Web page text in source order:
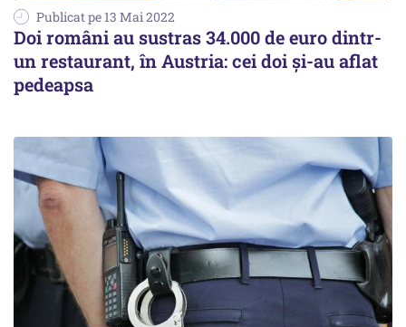
Publicat pe 13 Mai 2022
Doi români au sustras 34.000 de euro dintr-
un restaurant, în Austria: cei doi și-au aflat
pedeapsa